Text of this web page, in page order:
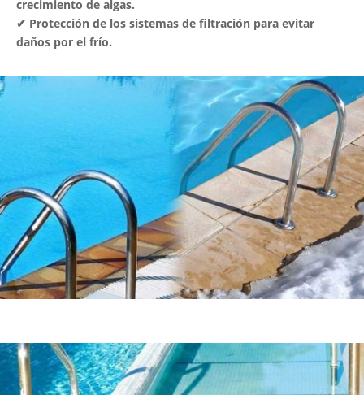
crecimiento de algas.
✔ Protección de los sistemas de filtración para evitar
daños por el frío.